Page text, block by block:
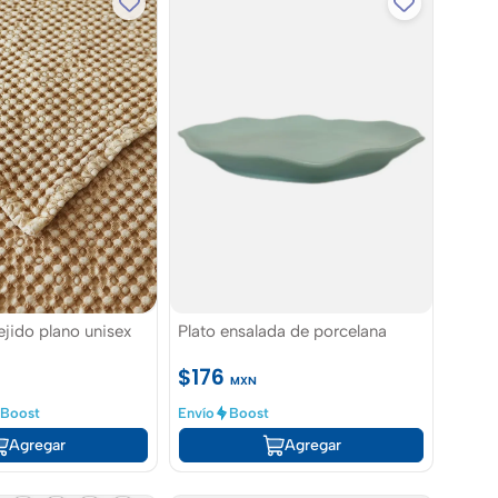
plano unisex
Boost
Agregar
Plato ensalada de porcelana
$176MXN
Envío
Boost
Agregar